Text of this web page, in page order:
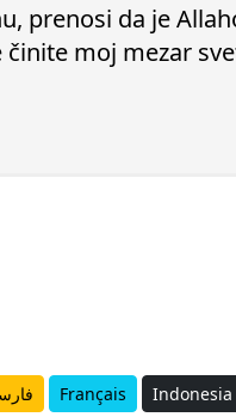
prenosi da je
moj mezar
Français Indonesia